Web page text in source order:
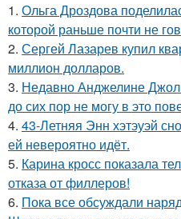
1. Ольга Дроздова
которой раньше почти не
2. Сергей Лазарев купил
миллион долларов.
3. Недавно Анджелине
до сих пор не могу в это
4. 43-Летняя Энн хэтэуэй
ей невероятно идёт.
5. Карина кросс показала
отказа от филлеров!
6. Пока все обсуждали